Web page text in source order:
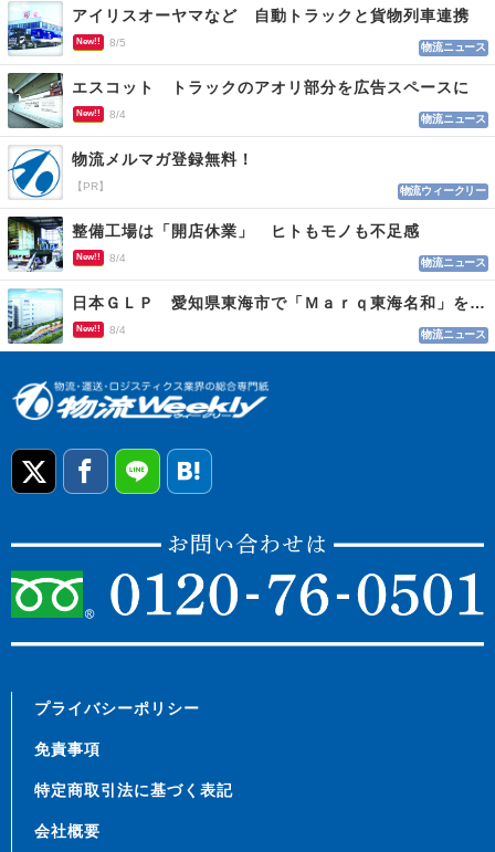
アイリスオーヤマなど 自動トラックと貨物列車連携
New!! 8/5 物流ニュース
エスコット トラックのアオリ部分を広告スペースに
New!! 8/4 物流ニュース
物流メルマガ登録無料！
【PR】 物流ウィークリー
整備工場は「開店休業」 ヒトもモノも不足感
New!! 8/4 物流ニュース
日本ＧＬＰ 愛知県東海市で「Ｍａｒｑ東海名和」を開発
New!! 8/4 物流ニュース
プライバシーポリシー
免責事項
特定商取引法に基づく表記
会社概要